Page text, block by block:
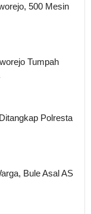
500 Mesin
Tumpah
Polresta
Bule Asal AS